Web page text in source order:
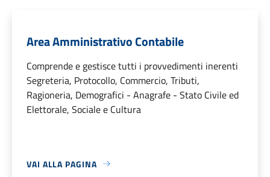
Area Amministrativo Contabile
Comprende e gestisce tutti i provvedimenti inerenti
Segreteria, Protocollo, Commercio, Tributi,
Ragioneria, Demografici - Anagrafe - Stato Civile ed
Elettorale, Sociale e Cultura
VAI ALLA PAGINA